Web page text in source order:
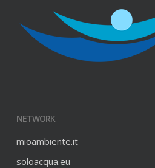
NETWORK
mioambiente.it
soloacqua.eu